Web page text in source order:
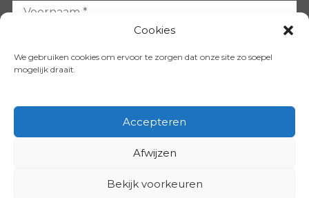
Cookies
We gebruiken cookies om ervoor te zorgen dat onze site zo soepel
mogelijk draait.
Accepteren
Afwijzen
Bekijk voorkeuren
VOLG ONS OP: